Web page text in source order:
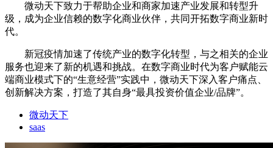
微动天下致力于帮助企业和商家加速产业发展和转型升
级，成为企业信赖的数字化商业伙伴，共同开拓数字商业新时
代。
新冠疫情加速了传统产业的数字化转型，与之相关的企业
服务也迎来了新的机遇和挑战。在数字商业时代为客户赋能云
端商业模式下的“生意经营”实践中，微动天下深入客户痛点、
创新解决方案，打造了其自身“最具投资价值企业/品牌”。
微动天下
saas